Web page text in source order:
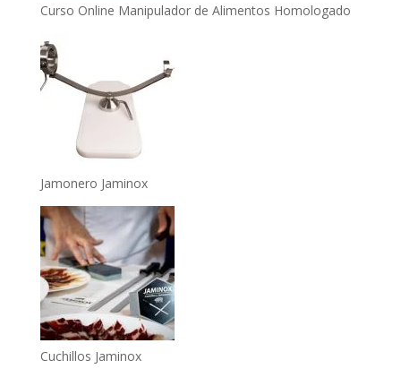
Curso Online Manipulador de Alimentos Homologado
Jamonero Jaminox
Cuchillos Jaminox